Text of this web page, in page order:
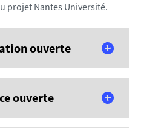
projet Nantes Université.
ouverte
dans toute leur diversité et
nombre aux connaissances
ouverte